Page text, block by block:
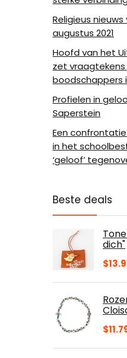
Religieus
augustus 2021
Hoofd van het
zet
boodschappers
Profielen in
Saperstein
Een
in het
‘geloof’
Beste deals
dich"
$
$